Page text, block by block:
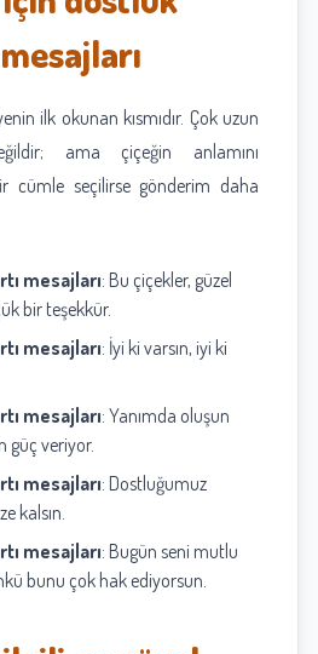
ilk okunan kısmıdır. Çok uzun
ama çiçeğin anlamını
cümle seçilirse gönderim daha
mesajları: Bu çiçekler, güzel
bir teşekkür.
mesajları: İyi ki varsın, iyi ki
mesajları: Yanımda oluşun
güç veriyor.
mesajları: Dostluğumuz
kalsın.
mesajları: Bugün seni mutlu
bunu çok hak ediyorsun.